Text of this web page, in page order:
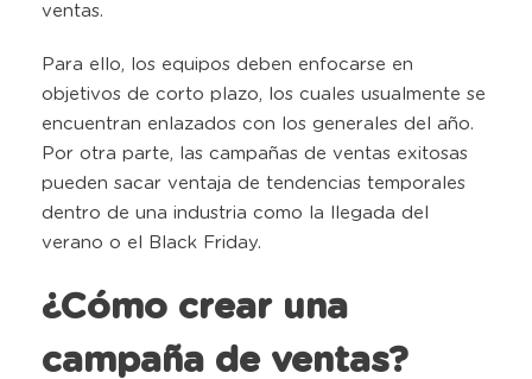
ventas.
Para ello, los equipos deben enfocarse en
objetivos de corto plazo, los cuales usualmente se
encuentran enlazados con los generales del año.
Por otra parte, las campañas de ventas exitosas
pueden sacar ventaja de tendencias temporales
dentro de una industria como la llegada del
verano o el Black Friday.
¿Cómo crear una
campaña de ventas?